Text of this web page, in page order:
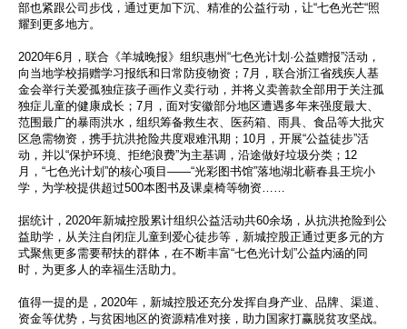
部也紧跟公司步伐，通过更加下沉、精准的公益行动，让“七色光芒“照
耀到更多地方。
2020年6月，联合《羊城晚报》组织惠州“七色光计划·公益赠报”活动，
向当地学校捐赠学习报纸和日常防疫物资；7月，联合浙江省残疾人基
金会举行关爱孤独症孩子画作义卖行动，并将义卖善款全部用于关注孤
独症儿童的健康成长；7月，面对安徽部分地区遭遇多年来强度最大、
范围最广的暴雨洪水，组织筹备救生衣、医药箱、雨具、食品等大批灾
区急需物资，携手抗洪抢险共度艰难汛期；10月，开展“公益徒步”活
动，并以“保护环境、拒绝浪费”为主基调，沿途做好垃圾分类；12
月，“七色光计划”的核心项目——“光彩图书馆”落地湖北蕲春县王垸小
学，为学校提供超过500本图书及课桌椅等物资……
据统计，2020年新城控股累计组织公益活动共60余场，从抗洪抢险到公
益助学，从关注自闭症儿童到爱心徒步等，新城控股正通过更多元的方
式聚焦更多需要帮扶的群体，在不断丰富“七色光计划”公益内涵的同
时，为更多人的幸福生活助力。
值得一提的是，2020年，新城控股还充分发挥自身产业、品牌、渠道、
资金等优势，与贫困地区的资源精准对接，助力国家打赢脱贫攻坚战。